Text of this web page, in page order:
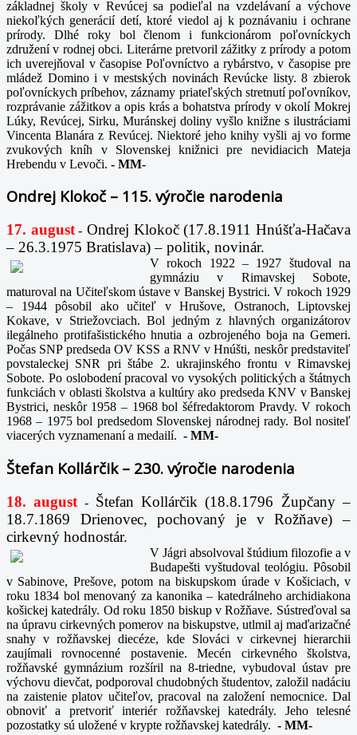
základnej školy v Revúcej sa podieľal na vzdelávaní a výchove
niekoľkých generácií detí, ktoré viedol aj k poznávaniu i ochrane
prírody. Dlhé roky bol členom i funkcionárom poľovníckych
združení v rodnej obci. Literárne pretvoril zážitky z prírody a potom
ich uverejňoval v časopise Poľovníctvo a rybárstvo, v časopise pre
mládež Domino i v mestských novinách Revúcke listy. 8 zbierok
poľovníckych príbehov, záznamy priateľských stretnutí poľovníkov,
rozprávanie zážitkov a opis krás a bohatstva prírody v okolí Mokrej
Lúky, Revúcej, Sirku, Muránskej doliny vyšlo knižne s ilustráciami
Vincenta Blanára z Revúcej. Niektoré jeho knihy vyšli aj vo forme
zvukových kníh v Slovenskej knižnici pre nevidiacich Mateja
Hrebendu v Levoči. - MM-
Ondrej Klokoč – 115. výročie narodenia
17. august- Ondrej Klokoč (17.8.1911 Hnúšťa-Hačava
– 26.3.1975 Bratislava) – politik, novinár.
V rokoch 1922 – 1927 študoval na
gymnáziu v Rimavskej Sobote,
maturoval na Učiteľskom ústave v Banskej Bystrici. V rokoch 1929
– 1944 pôsobil ako učiteľ v Hrušove, Ostranoch, Liptovskej
Kokave, v Striežovciach. Bol jedným z hlavných organizátorov
ilegálneho protifašistického hnutia a ozbrojeného boja na Gemeri.
Počas SNP predseda OV KSS a RNV v Hnúšti, neskôr predstaviteľ
povstaleckej SNR pri štábe 2. ukrajinského frontu v Rimavskej
Sobote. Po oslobodení pracoval vo vysokých politických a štátnych
funkciách v oblasti školstva a kultúry ako predseda KNV v Banskej
Bystrici, neskôr 1958 – 1968 bol šéfredaktorom Pravdy. V rokoch
1968 – 1975 bol predsedom Slovenskej národnej rady. Bol nositeľ
viacerých vyznamenaní a medailí. - MM-
Štefan Kollárčik – 230. výročie narodenia
18. august -
Štefan Kollárčik (18.8.1796 Župčany –
18.7.1869 Drienovec, pochovaný je v Rožňave) –
cirkevný hodnostár.
V Jágri absolvoval štúdium filozofie a v
Budapešti vyštudoval teológiu. Pôsobil
v Sabinove, Prešove, potom na biskupskom úrade v Košiciach, v
roku 1834 bol menovaný za kanonika – katedrálneho archidiakona
košickej katedrály. Od roku 1850 biskup v Rožňave. Sústreďoval sa
na úpravu cirkevných pomerov na biskupstve, utlmil aj maďarizačné
snahy v rožňavskej diecéze, kde Slováci v cirkevnej hierarchii
zaujímali rovnocenné postavenie. Mecén cirkevného školstva,
rožňavské gymnázium rozšíril na 8-triedne, vybudoval ústav pre
výchovu dievčat, podporoval chudobných študentov, založil nadáciu
na zaistenie platov učiteľov, pracoval na založení nemocnice. Dal
obnoviť a pretvoriť interiér rožňavskej katedrály. Jeho telesné
pozostatky sú uložené v krypte rožňavskej katedrály. - MM-